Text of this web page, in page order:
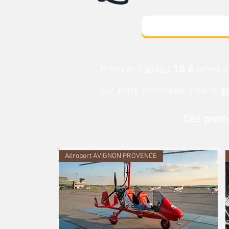
Aéroport AVIGNON PROVENCE